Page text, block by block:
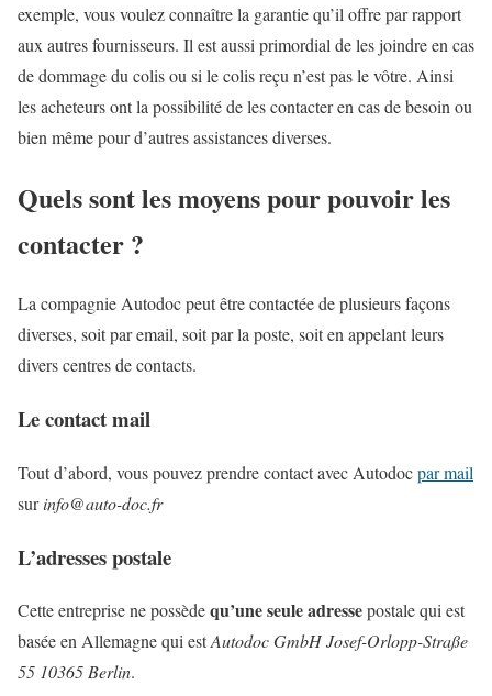
exemple, vous voulez connaître la garantie qu’il offre par rapport
aux autres fournisseurs. Il est aussi primordial de les joindre en cas
de dommage du colis ou si le colis reçu n’est pas le vôtre. Ainsi
les acheteurs ont la possibilité de les contacter en cas de besoin ou
bien même pour d’autres assistances diverses.
Quels sont les moyens pour pouvoir les
contacter ?
La compagnie Autodoc peut être contactée de plusieurs façons
diverses, soit par email, soit par la poste, soit en appelant leurs
divers centres de contacts.
Le contact mail
Tout d’abord, vous pouvez prendre contact avec Autodocpar mail
surinfo@auto-doc.fr
L’adresses postale
Cette entreprise ne possèdequ’une seule adressepostale qui est
basée en Allemagne qui estAutodoc GmbH Josef-Orlopp-Straße
55 10365 Berlin.